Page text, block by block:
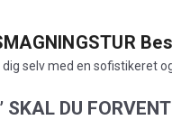
dig selv med en sofistikeret
SKAL DU